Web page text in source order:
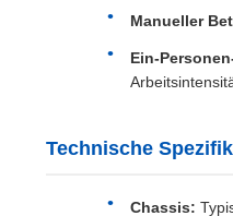
Manueller
Ein-
Technische
Chassis: